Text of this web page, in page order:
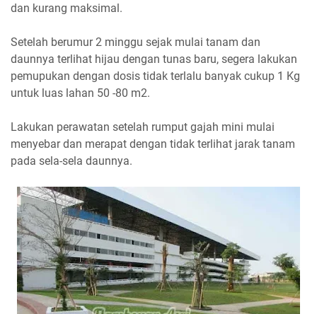
dan kurang maksimal.
Setelah berumur 2 minggu sejak mulai tanam dan
daunnya terlihat hijau dengan tunas baru, segera lakukan
pemupukan dengan dosis tidak terlalu banyak cukup 1 Kg
untuk luas lahan 50 -80 m2.
Lakukan perawatan setelah rumput gajah mini mulai
menyebar dan merapat dengan tidak terlihat jarak tanam
pada sela-sela daunnya.